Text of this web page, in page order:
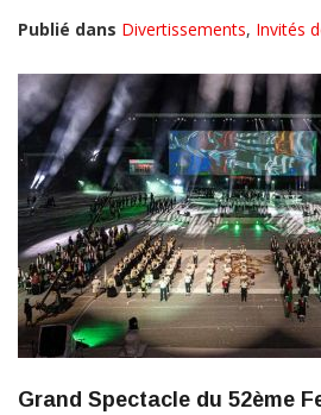
Publié dans Divertissements, Invités
Grand Spectacle du 52ème